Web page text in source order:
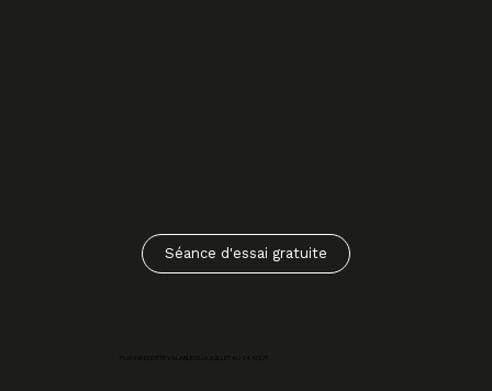
Séance d'essai gratuite